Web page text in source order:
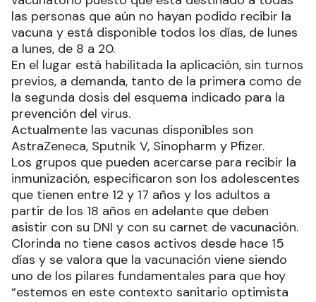
las personas que aún no hayan podido recibir la
vacuna y está disponible todos los días, de lunes
a lunes, de 8 a 20.
En el lugar está habilitada la aplicación, sin turnos
previos, a demanda, tanto de la primera como de
la segunda dosis del esquema indicado para la
prevención del virus.
Actualmente las vacunas disponibles son
AstraZeneca, Sputnik V, Sinopharm y Pfizer.
Los grupos que pueden acercarse para recibir la
inmunización, especificaron son los adolescentes
que tienen entre 12 y 17 años y los adultos a
partir de los 18 años en adelante que deben
asistir con su DNI y con su carnet de vacunación.
Clorinda no tiene casos activos desde hace 15
días y se valora que la vacunación viene siendo
uno de los pilares fundamentales para que hoy
“estemos en este contexto sanitario optimista